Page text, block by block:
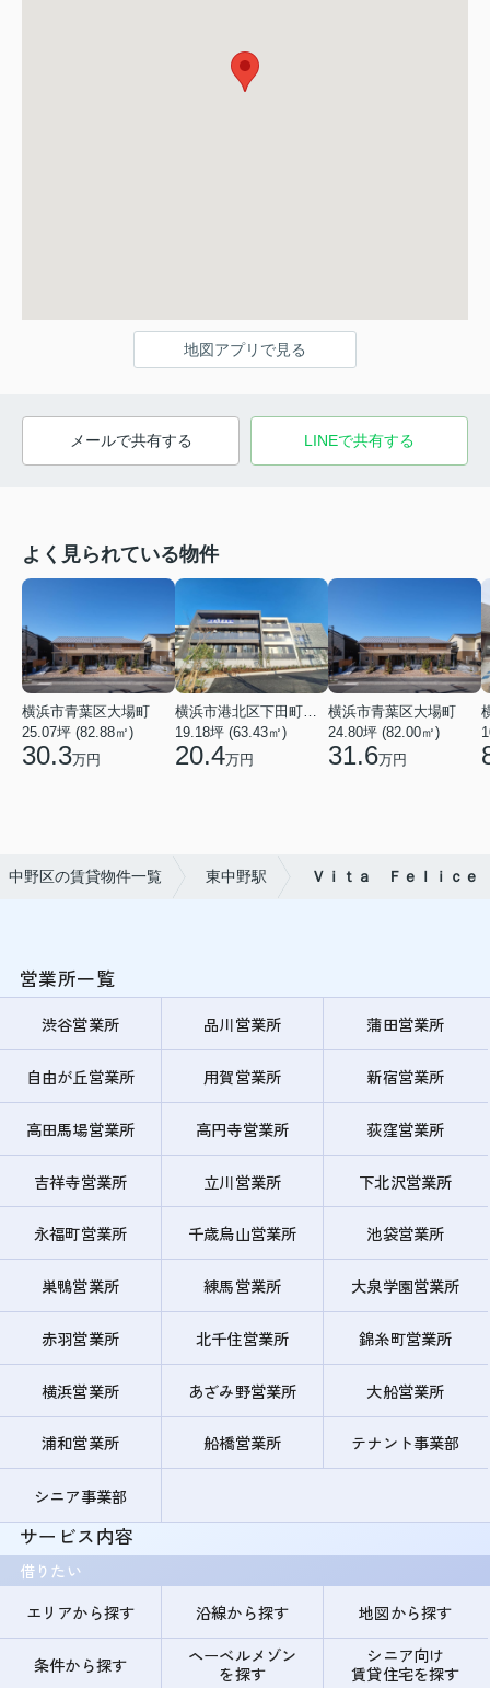
地図アプリで見る
メールで共有する LINEで共有する
よく見られている物件
横浜市青葉区大場町
25.07坪 (82.88㎡)
30.3万円
19.18坪 (63.43㎡)
20.4万円
横浜市青葉区大場町
24.80坪 (82.00㎡)
31.6万円
中野区の賃貸物件一覧 東中野駅 Ｖｉｔａ Ｆｅｌｉｃｅ
営業所一覧
渋谷営業所 品川営業所 蒲田営業所
自由が丘営業所 用賀営業所 新宿営業所
高田馬場営業所 高円寺営業所 荻窪営業所
吉祥寺営業所 立川営業所 下北沢営業所
永福町営業所 千歳烏山営業所 池袋営業所
巣鴨営業所 練馬営業所 大泉学園営業所
赤羽営業所 北千住営業所 錦糸町営業所
横浜営業所 あざみ野営業所 大船営業所
浦和営業所 船橋営業所 テナント事業部
シニア事業部
サービス内容
借りたい
エリアから探す
沿線から探す 地図から探す
条件から探す
ヘーベルメゾン
を探す
シニア向け
賃貸住宅を探す